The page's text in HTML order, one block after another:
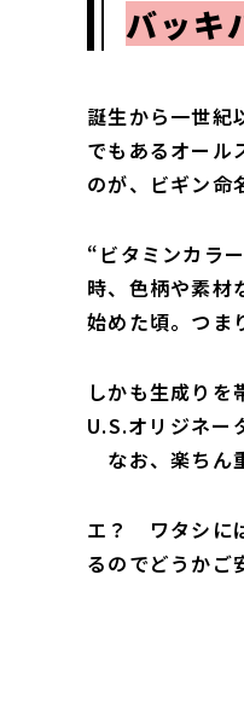
バッキ
誕生から一世紀
でもあるオール
のが、ビギン命
“ビタミンカラ
時、色柄や素材
始めた頃。つま
しかも生成り
U.S.オリジネー
なお、楽ちん
エ？ ワタシに
るのでどうかご